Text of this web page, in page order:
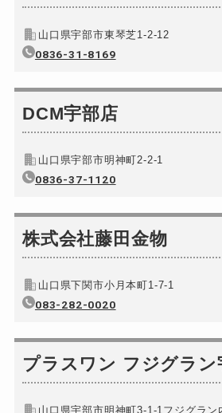
車カギ開け
バイクカギ開け
スーツケースカギ開け
スーツケースカギ作成
金庫カギ開け
金庫カギ修理
ロッカーカギ開け
ドアノブカギ作成
山口県宇部市東琴芝1-2-12
0836-31-8169
DCM宇部店
山口県宇部市明神町2-2-1
0836-37-1120
株式会社藤田金物
山口県下関市小月本町1-7-1
083-282-0020
プラスワン フジグラン
山口県宇部市明神町3-1-1フジグラン